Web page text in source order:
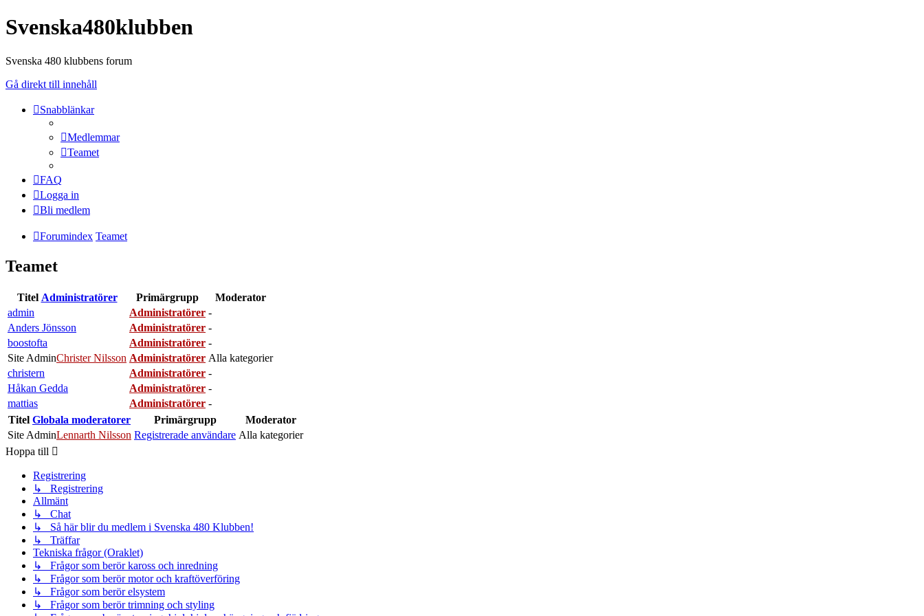
Svenska480klubben
Svenska 480 klubbens forum
Gå direkt till innehåll
Snabblänkar
Medlemmar
Teamet
FAQ
Logga in
Bli medlem
Forumindex Teamet
Teamet
Titel Administratörer Primärgrupp
Moderator
admin
Administratörer -
Anders Jönsson
Administratörer -
boostofta
Administratörer -
Site AdminChrister Nilsson Administratörer Alla kategorier
christern
Administratörer -
Håkan Gedda
Administratörer -
mattias
Administratörer -
Titel Globala moderatorer Primärgrupp
Moderator
Site AdminLennarth Nilsson Registrerade användare Alla kategorier
Hoppa till
Registrering
↳ Registrering
Allmänt
↳ Chat
↳ Så här blir du medlem i Svenska 480 Klubben!
↳ Träffar
Tekniska frågor (Oraklet)
↳ Frågor som berör kaross och inredning
↳ Frågor som berör motor och kraftöverföring
↳ Frågor som berör elsystem
↳ Frågor som berör trimning och styling